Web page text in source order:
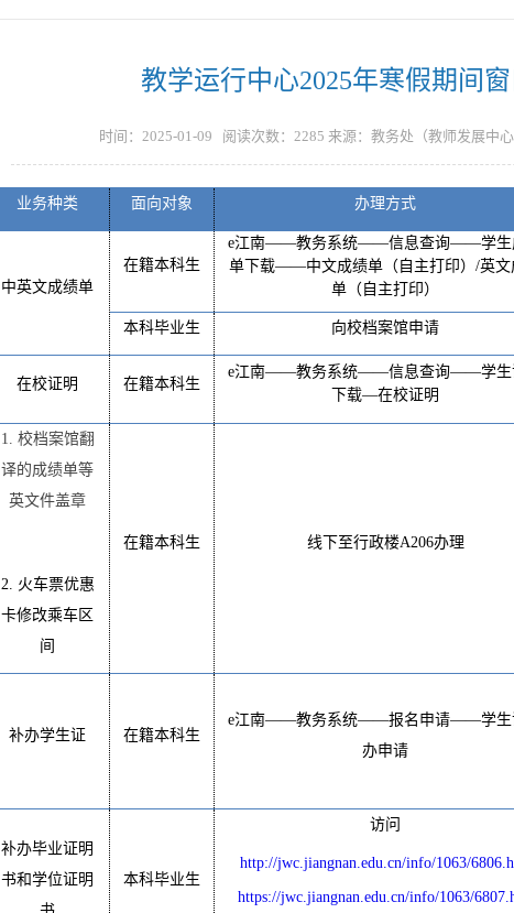
教学运行中心2025年寒假期间
时间：2025-01-09 阅读次数： 2285 来源：教务处（教师发展中
业务种类 面向对象 办理方式
中英文成绩单
在籍本科生
e江南——教务系统——信息查询——学
单下载——中文成绩单（自主打印）/英文
单（自主打印）
本科毕业生 向校档案馆申请
在校证明 在籍本科生
e江南——教务系统——信息查询——学生
下载—在校证明
1. 校档案馆翻
译的成绩单等
英文件盖章
2. 火车票优惠
卡修改乘车区
间
在籍本科生 线下至行政楼A206办理
补办学生证 在籍本科生
e江南——教务系统——报名申请——学
办申请
补办毕业证明
书和学位证明
本科毕业生
访问
http://jwc.jiangnan.edu.cn/info/1063/
https://jwc.jiangnan.edu.cn/info/1063/